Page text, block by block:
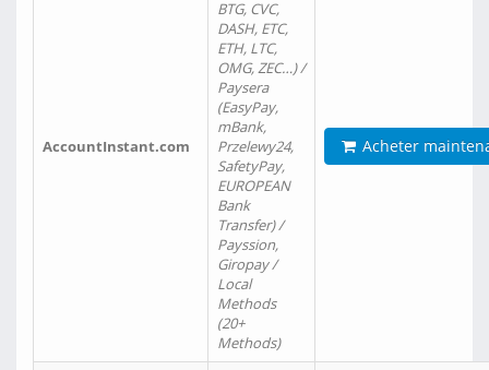
AccountInstant.com
BTG, CVC,
DASH, ETC,
ETH, LTC,
OMG, ZEC…) /
Paysera
(EasyPay,
mBank,
Przelewy24,
SafetyPay,
EUROPEAN
Bank
Transfer) /
Payssion,
Giropay /
Local
Methods
(20+
Methods)
Acheter